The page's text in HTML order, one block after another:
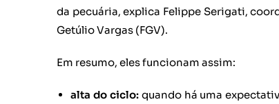
da pecuária, explica Felippe Serigati,
Getúlio Vargas (FGV).
Em resumo, eles funcionam assim:
alta do ciclo: quando há uma